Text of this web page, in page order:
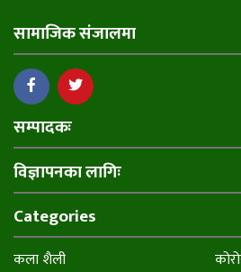
सामाजिक संजालमा
सम्पादकः
विज्ञापनका लागिः
Categories
कला शैली